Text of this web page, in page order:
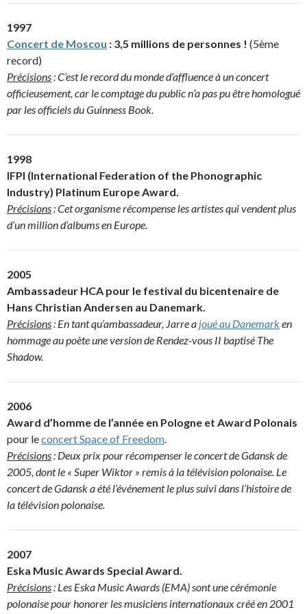
1997
Concert de Moscou : 3,5 millions de personnes ! (5ème
record)
Précisions: C’est le record du monde d’affluence à un concert
officieusement, car le comptage du public n’a pas pu être homologué
par les officiels du Guinness Book.
1998
IFPI (International Federation of the Phonographic
Industry) Platinum Europe Award.
Précisions: Cet organisme récompense les artistes qui vendent plus
d’un million d’albums en Europe.
2005
Ambassadeur HCA pour le festival du bicentenaire de
Hans Christian Andersen au Danemark.
Précisions: En tant qu’ambassadeur, Jarre a joué au Danemarken
hommage au poète une version de Rendez-vous II baptisé The
Shadow.
2006
Award d’homme de l’année en Pologne et Award Polonais
pour leconcert Space of Freedom.
Précisions: Deux prix pour récompenser le concert de Gdansk de
2005, dont le « Super Wiktor » remis à la télévision polonaise. Le
concert de Gdansk a été l’événement le plus suivi dans l’histoire de
la télévision polonaise.
2007
Eska Music Awards Special Award.
Précisions: Les Eska Music Awards (EMA) sont une cérémonie
polonaise pour honorer les musiciens internationaux créé en 2001